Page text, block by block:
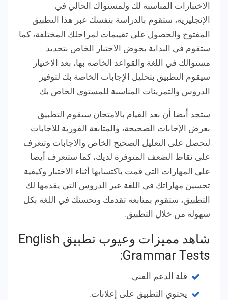
الاختبارات المناسبة لك ولمستواك الحالي في
الإنجليزية، ستقوم بالدراسة بنفسك عبر هذا التطبيق
المفتوح والحصول على تقييمات لمراحلك المختلفة، كما
ستقوم في البداية بخوض الاختبار الخاص بتحديد
مستوالك في اللغة والقواعد الخاصة بها، بعد الاختيار
سيقوم التطبيق بتحليل الإجابات الخاصة بك لتوفير
الدروس والتمرينات المناسبة للمستوى الخاص بك.
ستجد أيضا أن بعد القيام بالامتحان سيقوم التطبيق
بعرض الإجابات الصحيحة، والمتابعة الفورية للاجابات
لتحصل على التعليل الصحيح الخاص والاجابات وتتعرف
على نقاط الضعف المتوفرة لديك، كما ستتعرف أيضا
على المهارات التي قمت باكتسابها أثناء الاختبار وكيفية
تحسين مهاراتك في اللغة عبر الدروس التي يقدمها لك
التطبيق، ستقوم بمتابعة تقدمك وتحسنك في اللغة بكل
سهولة من خلال التطبيق.
شاهد مميزات وعيوب تطبيق English
Grammar Tests:
قلة الدعم الفني.
يحتوي التطبيق على إعلانات.